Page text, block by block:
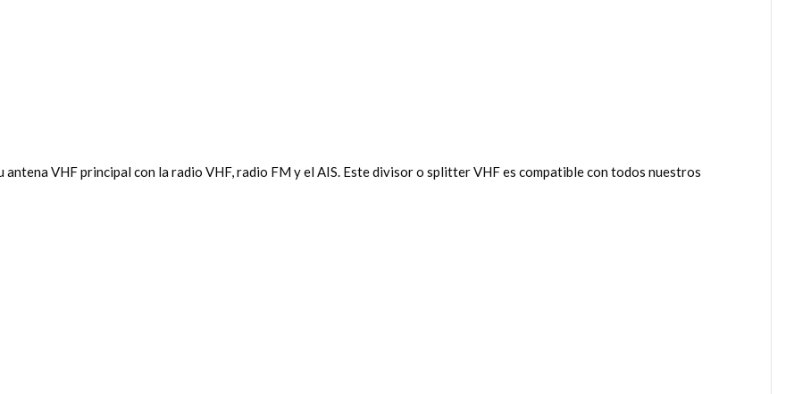
VHF principal con la radio VHF, radio FM y el AIS. Este divisor o splitter VHF es compatible con todos nuestros